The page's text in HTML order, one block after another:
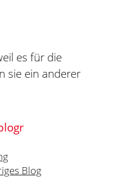
es für die
sie ein anderer
Blog